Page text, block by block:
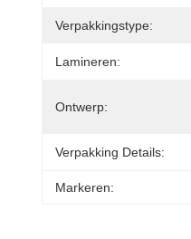
Verpakkingstype:
Lamineren:
Ontwerp:
Verpakking Details:
Markeren: